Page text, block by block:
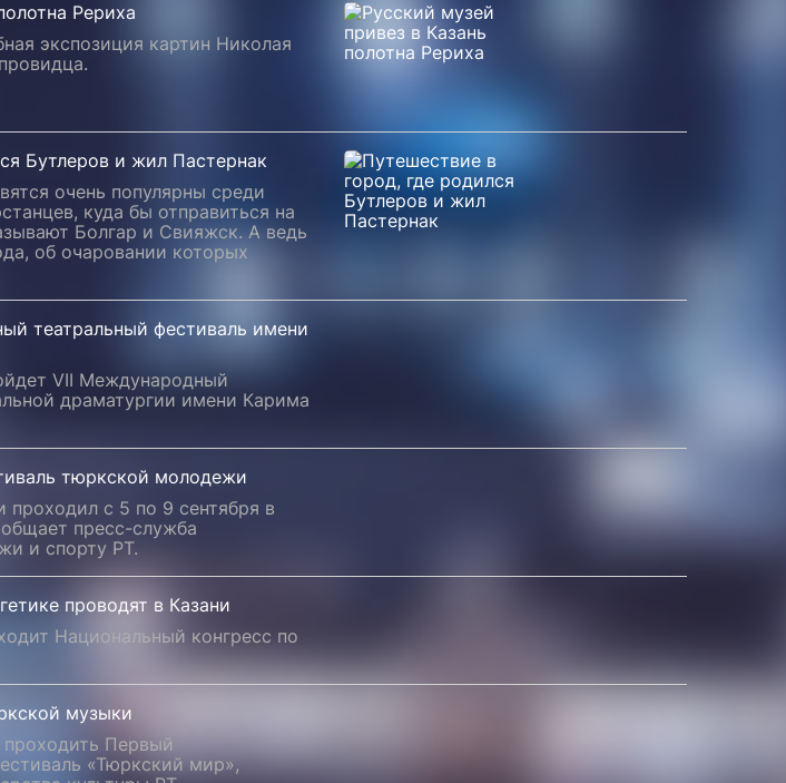
Рериха
экспозиция картин Николая
Бутлеров и жил Пастернак
очень популярны среди
куда бы отправиться на
Болгар и Свияжск. А ведь
об очаровании которых
театральный фестиваль имени
VII Международный
драматургии имени Карима
тюркской молодежи
с 5 по 9 сентября в
пресс-служба
и спорту РТ.
проводят в Казани
Национальный конгресс по
музыки
Первый
«Тюркский мир»,